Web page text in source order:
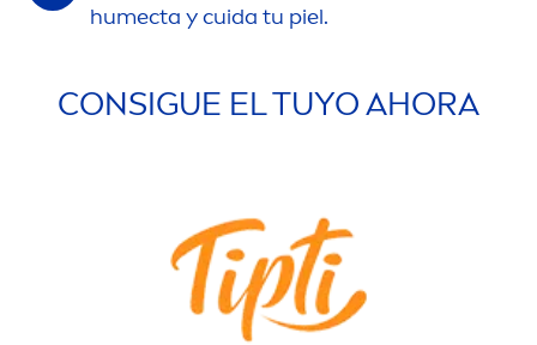
humecta y cuida tu piel.
CONSIGUE EL TUYO AHORA